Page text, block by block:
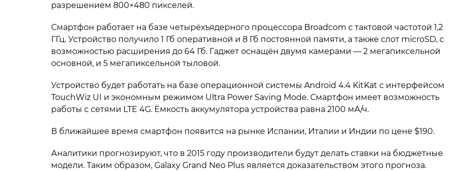
разрешением 800×480 пикселей.
Смартфон работает на базе четырёхъядерного процессора Broadcom с тактовой частотой 1,2
ГГц. Устройство получило 1 Гб оперативной и 8 Гб постоянной памяти, а также слот microSD, с
возможностью расширения до 64 Гб. Гаджет оснащён двумя камерами — 2 мегапиксельной
основной, и 5 мегапиксельной тыловой.
Устройство будет работать на базе операционной системы Android 4.4 KitKat с интерфейсом
TouchWiz UI и экономным режимом Ultra Power Saving Mode. Смартфон имеет возможность
работы с сетями LTE 4G. Ёмкость аккумулятора устройства равна 2100 мА/ч.
В ближайшее время смартфон появится на рынке Испании, Италии и Индии по цене $190.
Аналитики прогнозируют, что в 2015 году производители будут делать ставки на бюджетные
модели. Таким образом, Galaxy Grand Neo Plus является доказательством этого прогноза.